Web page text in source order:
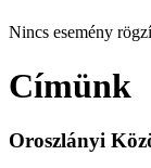
Nincs esemény
Címünk
Oroszlányi